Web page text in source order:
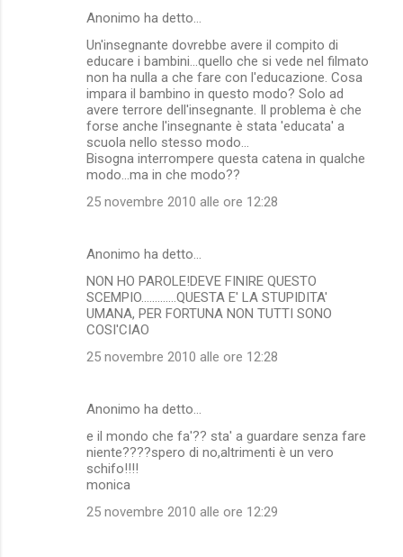
Anonimo ha detto…
Un'insegnante dovrebbe avere il compito di
educare i bambini...quello che si vede nel filmato
non ha nulla a che fare con l'educazione. Cosa
impara il bambino in questo modo? Solo ad
avere terrore dell'insegnante. Il problema è che
forse anche l'insegnante è stata 'educata' a
scuola nello stesso modo...
Bisogna interrompere questa catena in qualche
modo...ma in che modo??
25 novembre 2010 alle ore 12:28
Anonimo ha detto…
NON HO PAROLE!DEVE FINIRE QUESTO
SCEMPIO.............QUESTA E' LA STUPIDITA'
UMANA, PER FORTUNA NON TUTTI SONO
COSI'CIAO
25 novembre 2010 alle ore 12:28
Anonimo ha detto…
e il mondo che fa'?? sta' a guardare senza fare
niente????spero di no,altrimenti è un vero
schifo!!!!
monica
25 novembre 2010 alle ore 12:29